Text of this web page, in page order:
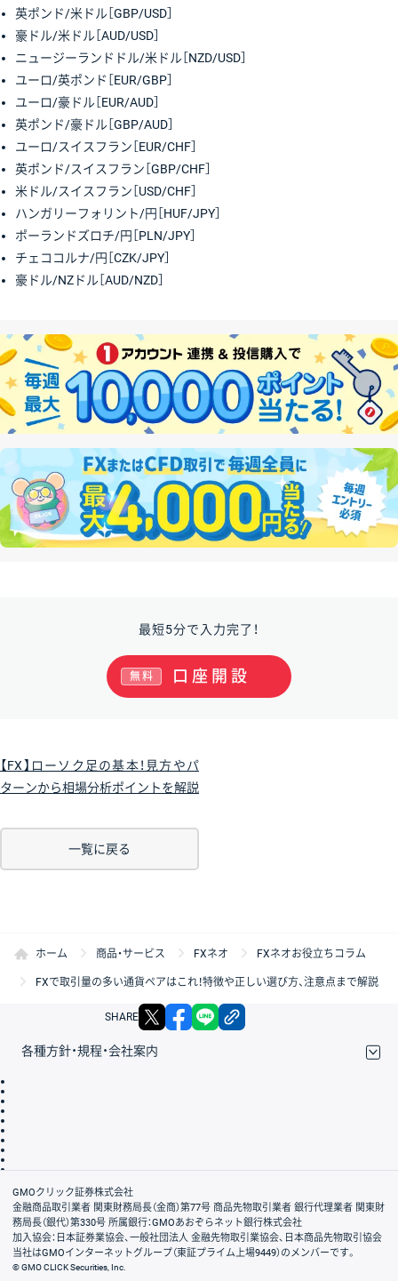
英ポンド/米ドル［GBP/USD］
豪ドル/米ドル［AUD/USD］
ニュージーランドドル/米ドル［NZD/USD］
ユーロ/英ポンド［EUR/GBP］
ユーロ/豪ドル［EUR/AUD］
英ポンド/豪ドル［GBP/AUD］
ユーロ/スイスフラン［EUR/CHF］
英ポンド/スイスフラン［GBP/CHF］
米ドル/スイスフラン［USD/CHF］
ハンガリーフォリント/円［HUF/JPY］
ポーランドズロチ/円［PLN/JPY］
チェココルナ/円［CZK/JPY］
豪ドル/NZドル［AUD/NZD］
最短5分で入力完了！
口座開設
無料
【FX】ローソク足の基本！見方やパ
ターンから相場分析ポイントを解説
一覧に戻る
ホーム 商品・サービス FXネオ FXネオお役立ちコラム
FXで取引量の多い通貨ペアはこれ！特徴や正しい選び方、注意点まで解説
SHARE X facebook
各種方針・規程・会社案内
会社案内
GMOクリック証券株式会社
金融商品取引業者 関東財務局長（金商）第77号 商品先物取引業者 銀行代理業者 関東財
務局長（銀代）第330号 所属銀行：GMOあおぞらネット銀行株式会社
加入協会：日本証券業協会、一般社団法人 金融先物取引業協会、日本商品先物取引協会
当社はGMOインターネットグループ（東証プライム上場9449）のメンバーです。
© GMO CLICK Securities, Inc.